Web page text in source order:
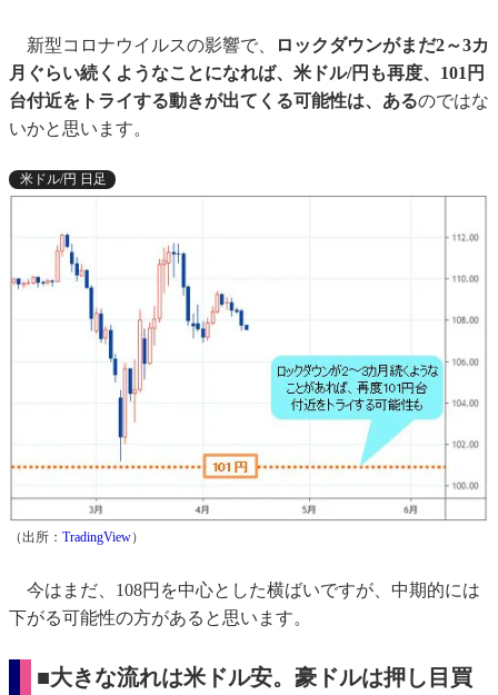
新型コロナウイルスの影響で、
ロックダウンがまだ2～3カ
月ぐらい続くようなことになれば、米ドル/円も再度、101円
台付近をトライする動きが出てくる可能性は、あるのではな
いかと思います。
米ドル/円 日足
（出所： TradingView）
今はまだ、108円を中心とした横ばいですが、中期的には
下がる可能性の方があると思います。
■大きな流れは米ドル安。豪ドルは押し目買